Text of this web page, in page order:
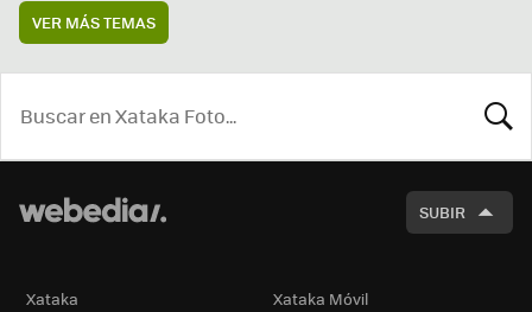
VER MÁS TEMAS
SUBIR
Xataka Xataka Móvil